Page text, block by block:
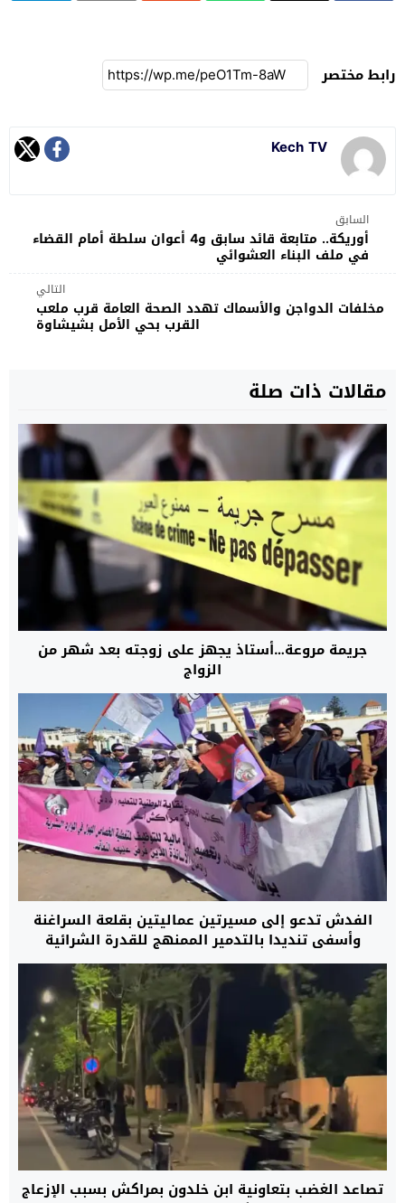
رابط مختصر
Kech TV
السابق
أوريكة.. متابعة قائد سابق و4 أعوان سلطة أمام القضاء
في ملف البناء العشوائي
التالي
مخلفات الدواجن والأسماك تهدد الصحة العامة قرب ملعب
القرب بحي الأمل بشيشاوة
مقالات ذات صلة
جريمة مروعة…أستاذ يجهز على زوجته بعد شهر من
الزواج
الفدش تدعو إلى مسيرتين عماليتين بقلعة السراغنة
وأسفي تنديدا بالتدمير الممنهج للقدرة الشرائية
للمواطنين والأجراء.
تصاعد الغضب بتعاونية ابن خلدون بمراكش بسبب الإزعاج